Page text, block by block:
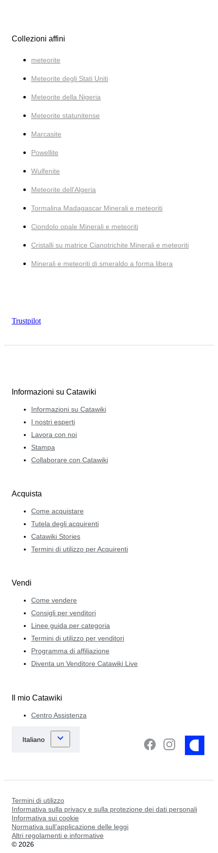
Collezioni affini
meteorite
Meteorite degli Stati Uniti
Meteorite della Nigeria
Meteorite statunitense
Marcasite
Powellite
Wulfenite
Meteorite dell'Algeria
Tormalina Madagascar Minerali e meteoriti
Ciondolo opale Minerali e meteoriti
Cristalli su matrice Cianotrichite Minerali e meteoriti
Minerali e meteoriti di smeraldo a forma libera
Trustpilot
Informazioni su Catawiki
Informazioni su Catawiki
I nostri esperti
Lavora con noi
Stampa
Collaborare con Catawiki
Acquista
Come acquistare
Tutela degli acquirenti
Catawiki Stories
Termini di utilizzo per Acquirenti
Vendi
Come vendere
Consigli per venditori
Linee guida per categoria
Termini di utilizzo per venditori
Programma di affiliazione
Diventa un Venditore Catawiki Live
Il mio Catawiki
Centro Assistenza
Termini di utilizzo
Informativa sulla privacy e sulla protezione dei dati personali
Informativa sui cookie
Normativa sull’applicazione delle leggi
Altri regolamenti e informative
© 2026